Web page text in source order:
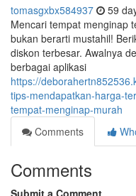
tomasgxbx584937 59
Mencari tempat menginap
bukan berarti mustahil!
diskon terbesar. Awalnya
berbagai aplikasi
https://
tips-mendapatkan-harga-
tempat-menginap-murah
Comments
Comments
Submit a Comment